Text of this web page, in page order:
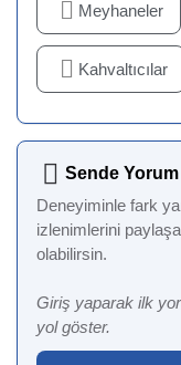
Meyhaneler
Kahvaltıcılar
Sende Yorum
Deneyiminle fark
izlenimlerini
olabilirsin.
Giriş yaparak ilk
yol göster.